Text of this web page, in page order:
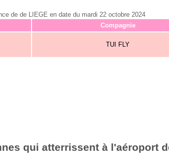
de de LIEGE en date du mardi 22 octobre 2024
Compagnie
TUI FLY
qui atterrissent à l'aéroport